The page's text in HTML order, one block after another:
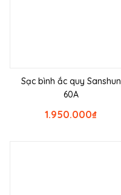
Sạc bình ắc quy Sanshun
60A
₫
1.950.000